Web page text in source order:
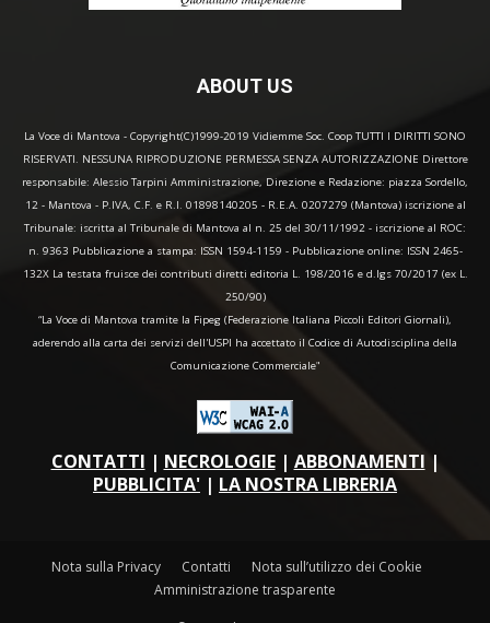
ABOUT US
La Voce di Mantova - Copyright(C)1999-2019 Vidiemme Soc. Coop TUTTI I DIRITTI SONO
RISERVATI. NESSUNA RIPRODUZIONE PERMESSA SENZA AUTORIZZAZIONE Direttore
responsabile: Alessio Tarpini Amministrazione, Direzione e Redazione: piazza Sordello,
12 - Mantova - P.IVA, C.F. e R.I. 01898140205 - R.E.A. 0207279 (Mantova) iscrizione al
Tribunale: iscritta al Tribunale di Mantova al n. 25 del 30/11/1992 - iscrizione al ROC:
n. 9363 Pubblicazione a stampa: ISSN 1594-1159 - Pubblicazione online: ISSN 2465-
132X La testata fruisce dei contributi diretti editoria L. 198/2016 e d.lgs 70/2017 (ex L.
250/90)
“La Voce di Mantova tramite la Fipeg (Federazione Italiana Piccoli Editori Giornali),
aderendo alla carta dei servizi dell'USPI ha accettato il Codice di Autodisciplina della
Comunicazione Commerciale"
CONTATTI | NECROLOGIE| ABBONAMENTI |
PUBBLICITA' | LA NOSTRA LIBRERIA
Nota sulla Privacy Contatti
Nota sull’utilizzo dei Cookie
Amministrazione trasparente